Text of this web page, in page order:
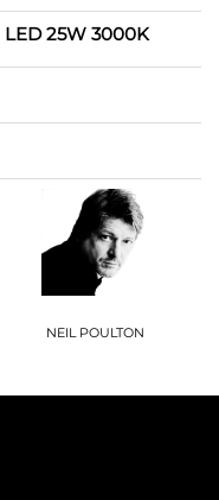
LED 25W 3000K
NEIL POULTON